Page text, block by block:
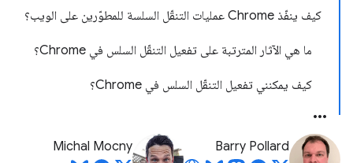
كيف ينفّذ Chrome عمليات التنقّل السلسة للمطوّرين على الويب؟
ما هي الآثار المترتبة على تفعيل التنقّل السلس في Chrome؟
كيف يمكنني تفعيل التنقّل السلس في Chrome؟
Barry Pollard
Michal Mocny